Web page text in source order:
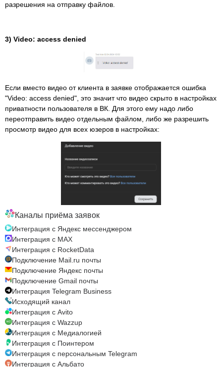
разрешения на отправку файлов.
3) Video: access denied
Если вместо видео от клиента в заявке отображается ошибка
"Video: access denied", это значит что видео скрыто в настройках
приватности пользователя в ВК. Для этого ему надо либо
переотправить видео отдельным файлом, либо же разрешить
просмотр видео для всех юзеров в настройках:
Каналы приёма заявок
Интеграция с Яндекс мессенджером
Интеграция с MAX
Интеграция с RocketData
Подключение Mail.ru почты
Подключение Яндекс почты
Подключение Gmail почты
Интеграция Telegram Business
Исходящий канал
Интеграция с Avito
Интеграция с Wazzup
Интеграция с Медиалогией
Интеграция с Поинтером
Интеграция с персональным Telegram
Интеграция с Альбато